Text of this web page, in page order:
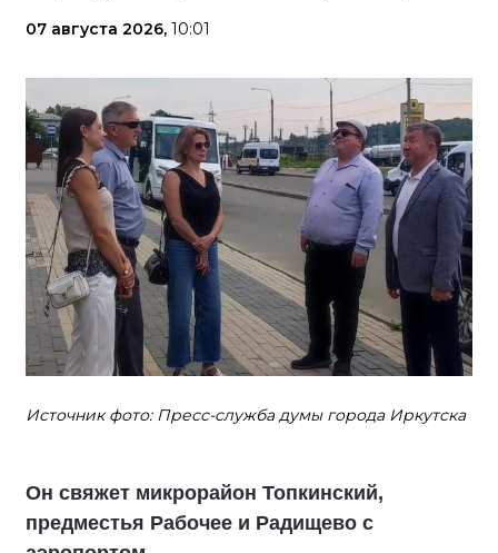
07 августа 2026, 10:01
Источник фото: Пресс-служба думы города Иркутска
Он свяжет микрорайон Топкинский,
предместья Рабочее и Радищево с